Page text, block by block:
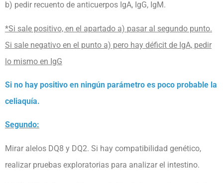
b) pedir recuento de anticuerpos IgA, IgG, IgM.
*Si sale positivo, en el apartado a) pasar al segundo punto.
Si sale negativo en el punto a) pero hay déficit de IgA, pedir
lo mismo en IgG
Si no hay positivo en ningún parámetro es poco probable la
celiaquía.
Segundo:
Mirar alelos DQ8 y DQ2. Si hay compatibilidad genético,
realizar pruebas exploratorias para analizar el intestino.